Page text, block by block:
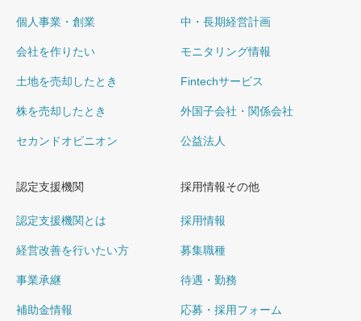
個人事業・創業
会社を作りたい
土地を売却したとき
株を売却したとき
セカンドオピニオン
中・長期経営計画
モニタリング情報
Fintechサービス
外国子会社・関係会社
公益法人
認定支援機関
認定支援機関とは
経営改善を行いたい方
事業承継
補助金情報
採用情報その他
採用情報
募集職種
待遇・勤務
応募・採用フォーム